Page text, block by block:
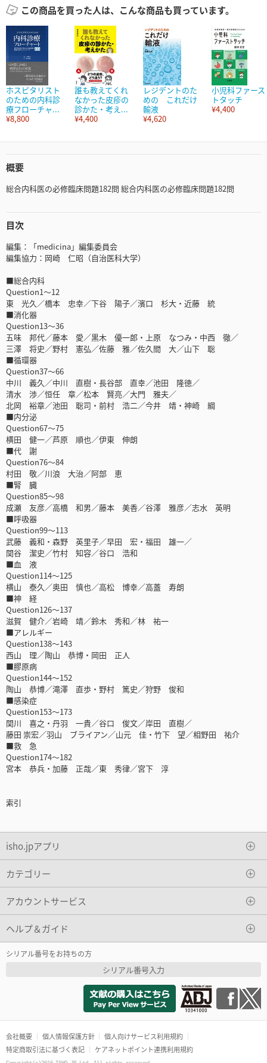
この商品を買った人は、こんな商品も買っています。
ホスピタリスト
のための内科診
療フローチャ...
¥8,800
誰も教えてくれ
なかった皮疹の
診かた・考え...
¥4,400
レジデントのた
めの これだけ
輸液
¥4,620
小児科ファース
トタッチ
¥4,400
概要
総合内科医の必修臨床問題182問 総合内科医の必修臨床問題182問
目次
編集：「medicina」編集委員会
編集協力：岡崎 仁昭（自治医科大学）
■総合内科
Question1～12
東 光久／橋本 忠幸／下谷 陽子／濱口 杉大・近藤 統
■消化器
Question13～36
五味 邦代／藤本 愛／黒木 優一郎・上原 なつみ・中西 徹／
三澤 将史／野村 憲弘／佐藤 雅／佐久間 大／山下 聡
■循環器
Question37～66
中川 義久／中川 直樹・長谷部 直幸／池田 隆徳／
清水 渉／恒任 章／松本 賢亮／大門 雅夫／
北岡 裕章／池田 聡司・前村 浩二／今井 靖・神崎 綱
■内分泌
Question67～75
横田 健一／芦原 順也／伊東 伸朗
■代 謝
Question76～84
村田 敬／川浪 大治／阿部 恵
■腎 臓
Question85～98
成瀬 友彦／高橋 和男／藤本 美香／谷澤 雅彦／志水 英明
■呼吸器
Question99～113
武藤 義和・森野 英里子／早田 宏・福田 雄一／
関谷 潔史／竹村 知容／谷口 浩和
■血 液
Question114～125
横山 泰久／奥田 慎也／高松 博幸／高蓋 寿朗
■神 経
Question126～137
滋賀 健介／岩崎 靖／鈴木 秀和／林 祐一
■アレルギー
Question138～143
西山 理／陶山 恭博・岡田 正人
■膠原病
Question144～152
陶山 恭博／滝澤 直歩・野村 篤史／狩野 俊和
■感染症
Question153～173
関川 喜之・丹羽 一貴／谷口 俊文／岸田 直樹／
藤田 崇宏／羽山 ブライアン／山元 佳・竹下 望／相野田 祐介
■救 急
Question174～182
宮本 恭兵・加藤 正哉／東 秀律／宮下 淳
索引
isho.jpアプリ
カテゴリー
アカウントサービス
ヘルプ＆ガイド
シリアル番号をお持ちの方
シリアル番号入力
会社概要 個人情報保護方針
個人向けサービス利用規約
特定商取引法に基づく表記
ケアネットポイント連携利用規約